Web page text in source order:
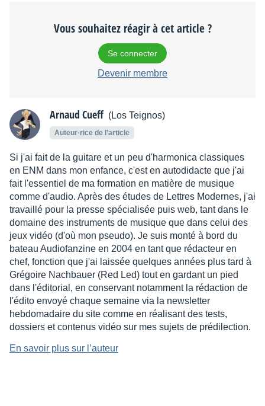
Vous souhaitez réagir à cet article ?
Se connecter
Devenir membre
Arnaud Cueff (Los Teignos)
Auteur·rice de l’article
Si j'ai fait de la guitare et un peu d'harmonica classiques
en ENM dans mon enfance, c'est en autodidacte que j'ai
fait l'essentiel de ma formation en matière de musique
comme d'audio. Après des études de Lettres Modernes, j'ai
travaillé pour la presse spécialisée puis web, tant dans le
domaine des instruments de musique que dans celui des
jeux vidéo (d'où mon pseudo). Je suis monté à bord du
bateau Audiofanzine en 2004 en tant que rédacteur en
chef, fonction que j'ai laissée quelques années plus tard à
Grégoire Nachbauer (Red Led) tout en gardant un pied
dans l'éditorial, en conservant notamment la rédaction de
l'édito envoyé chaque semaine via la newsletter
hebdomadaire du site comme en réalisant des tests,
dossiers et contenus vidéo sur mes sujets de prédilection.
En savoir plus sur l’auteur